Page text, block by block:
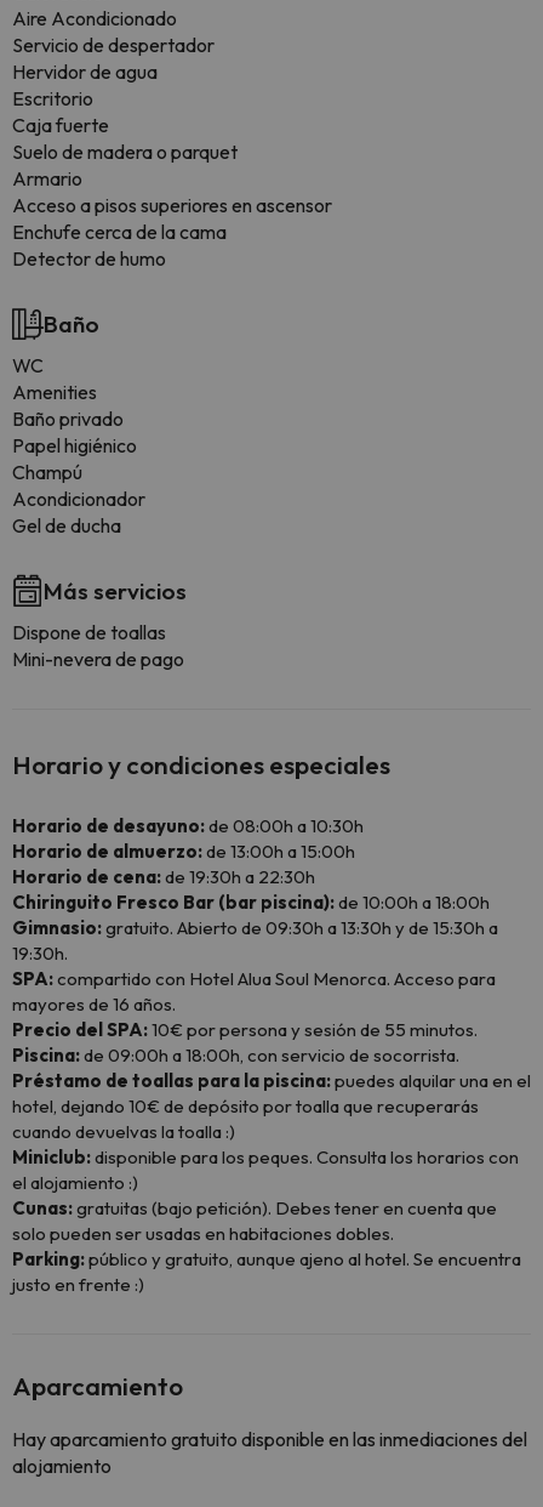
Aire Acondicionado
Servicio de despertador
Hervidor de agua
Escritorio
Caja fuerte
Suelo de madera o parquet
Armario
Acceso a pisos superiores en ascensor
Enchufe cerca de la cama
Detector de humo
Baño
WC
Amenities
Baño privado
Papel higiénico
Champú
Acondicionador
Gel de ducha
Más servicios
Dispone de toallas
Mini-nevera de pago
Horario y condiciones especiales
Horario de desayuno:de 08:00h a 10:30h
Horario de almuerzo:de 13:00h a 15:00h
Horario de cena:de 19:30h a 22:30h
Chiringuito Fresco Bar (bar piscina):de 10:00h a 18:00h
Gimnasio:gratuito. Abierto de 09:30h a 13:30h y de 15:30h a
19:30h.
SPA:compartido con Hotel Alua Soul Menorca. Acceso para
mayores de 16 años.
Precio del SPA:10€ por persona y sesión de 55 minutos.
Piscina:de 09:00h a 18:00h, con servicio de socorrista.
Préstamo de toallas para la piscina:puedes alquilar una en el
hotel, dejando 10€ de depósito por toalla que recuperarás
cuando devuelvas la toalla :)
Miniclub:disponible para los peques. Consulta los horarios con
el alojamiento :)
Cunas:gratuitas (bajo petición). Debes tener en cuenta que
solo pueden ser usadas en habitaciones dobles.
Parking:público y gratuito, aunque ajeno al hotel. Se encuentra
justo en frente :)
Aparcamiento
Hay aparcamiento gratuito disponible en las inmediaciones del
alojamiento